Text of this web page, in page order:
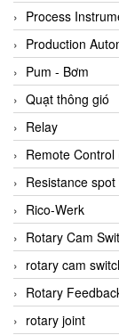
BK Vibro
Black Box
BlackBox Vietnam
BLAGDON PUMP
Bloom
Boneng
Bopp & Reuther
Bosch
Boydcorp
BRAUN Vietnam
Brinkmann
BRONKHORST
Process
Production
Pum - Bơm
Quạt thông gió
Relay
Remote Control
Resistance spot
Rico-Werk
Rotary Cam
rotary cam
Rotary
rotary joint